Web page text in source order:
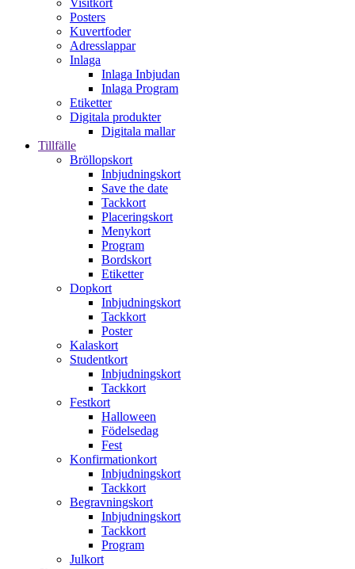
Visitkort
Posters
Kuvertfoder
Adresslappar
Inlaga
Inlaga Inbjudan
Inlaga Program
Etiketter
Digitala produkter
Digitala mallar
Tillfälle
Bröllopskort
Inbjudningskort
Save the date
Tackkort
Placeringskort
Menykort
Program
Bordskort
Etiketter
Dopkort
Inbjudningskort
Tackkort
Poster
Kalaskort
Studentkort
Inbjudningskort
Tackkort
Festkort
Halloween
Födelsedag
Fest
Konfirmationkort
Inbjudningskort
Tackkort
Begravningskort
Inbjudningskort
Tackkort
Program
Julkort